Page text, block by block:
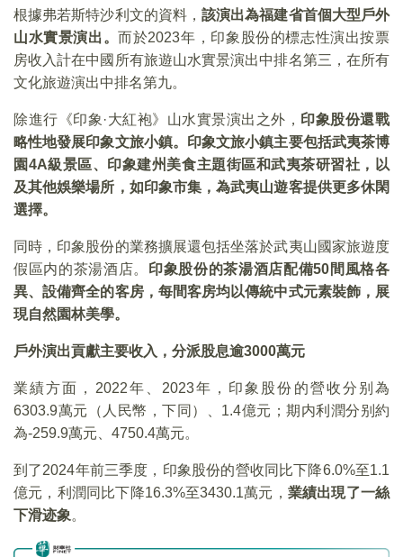
根據弗若斯特沙利文的資料，該演出為福建省首個大型戶外
山水實景演出。而於2023年，印象股份的標志性演出按票
房收入計在中國所有旅遊山水實景演出中排名第三，在所有
文化旅遊演出中排名第九。
除進行《印象·大紅袍》山水實景演出之外， 印象股份還戰
略性地發展印象文旅小鎮。印象文旅小鎮主要包括武夷茶博
園4A級景區、印象建州美食主題街區和武夷茶研習社，以
及其他娛樂場所，如印象市集，為武夷山遊客提供更多休閑
選擇。
同時，印象股份的業務擴展還包括坐落於武夷山國家旅遊度
假區内的茶湯酒店。
印象股份的茶湯酒店配備50間風格各
異、設備齊全的客房，每間客房均以傳統中式元素裝飾，展
現自然園林美學。
戶外演出貢獻主要收入，分派股息逾3000萬元
業績方面，2022年、2023年，印象股份的營收分别為
6303.9萬元（人民幣，下同）、1.4億元；期内利潤分别約
為-259.9萬元、4750.4萬元。
到了2024年前三季度，印象股份的營收同比下降6.0%至1.1
億元，利潤同比下降16.3%至3430.1萬元， 業績出現了一絲
下滑迹象。